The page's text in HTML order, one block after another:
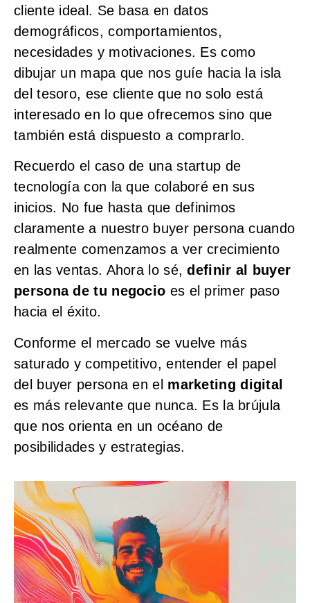
cliente ideal. Se basa en datos
demográficos, comportamientos,
necesidades y motivaciones. Es como
dibujar un mapa que nos guíe hacia la isla
del tesoro, ese cliente que no solo está
interesado en lo que ofrecemos sino que
también está dispuesto a comprarlo.
Recuerdo el caso de una startup de
tecnología con la que colaboré en sus
inicios. No fue hasta que definimos
claramente a nuestro buyer persona cuando
realmente comenzamos a ver crecimiento
en las ventas. Ahora lo sé,definir al buyer
persona de tu negocio es el primer paso
hacia el éxito.
Conforme el mercado se vuelve más
saturado y competitivo, entender el papel
del buyer persona en el marketing digital
es más relevante que nunca. Es la brújula
que nos orienta en un océano de
posibilidades y estrategias.